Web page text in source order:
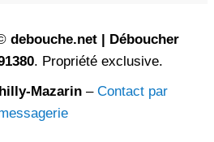
debouche.net | Déboucher
. Propriété exclusive.
Mazarin – Contact par